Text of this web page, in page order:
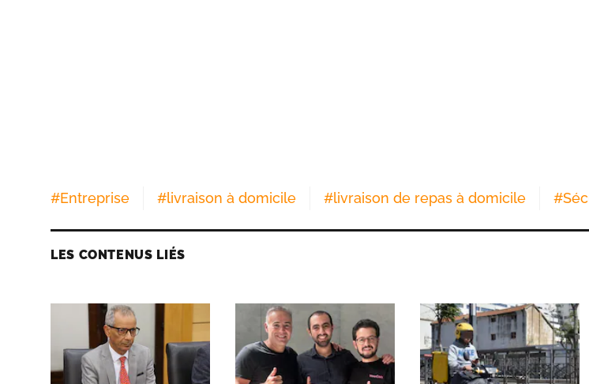
#Entreprise #livraison à domicile #livraison de repas à domicile #
LES CONTENUS LIÉS